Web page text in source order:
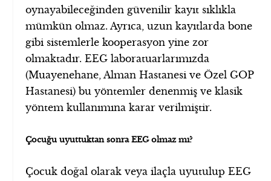
oynayabileceğinden güvenilir kayıt sıklıkla
mümkün olmaz. Ayrıca, uzun kayıtlarda bone
gibi sistemlerle kooperasyon yine zor
olmaktadır. EEG laboratuarlarımızda
(Muayenehane, Alman Hastanesi ve Özel GOP
Hastanesi) bu yöntemler denenmiş ve klasik
yöntem kullanımına karar verilmiştir.
Çocuğu uyuttuktan sonra EEG olmaz mı?
Çocuk doğal olarak veya ilaçla uyutulup EEG